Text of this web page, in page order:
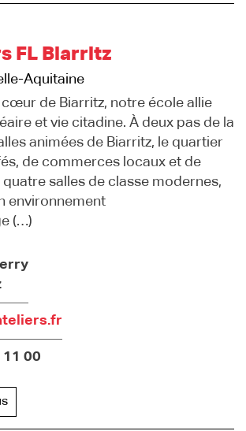
FL Biarritz
Aquitaine
cœur de Biarritz, notre école allie
et vie citadine. À deux pas de la
animées de Biarritz, le quartier
de commerces locaux et de
salles de classe modernes,
environnement
(…)
11 00